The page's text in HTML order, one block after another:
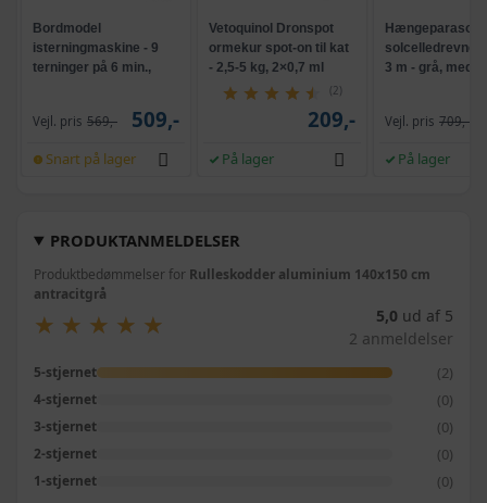
PRODUKTANMELDELSER
Produktbedømmelser for Rulleskodder aluminium 140x150 cm
antracitgrå
★
★ ★
★ ★
★ ★
★ ★
★ 5,0 ud af 5
2 anmeldelser
5-stjernet (2)
4-stjernet (0)
3-stjernet (0)
2-stjernet (0)
1-stjernet (0)
Bordmodel
isterningmaskine - 9
terninger på 6 min.,
Vejl. pris 569,- 509,-
Snart på lager
Vetoquinol Dronspot
ormekur spot-on til kat
- 2,5-5 kg, 2×0,7 ml
(2)
209,-
På lager
Hængeparasols
solcelledrevne
3 m - grå, med
Vejl. pris 709,-
På lager